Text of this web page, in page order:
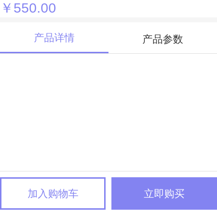
￥550.00
产品详情 产品参数
加入购物车 立即购买